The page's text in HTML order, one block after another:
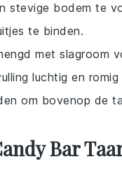
stevige bodem te
te binden.
met slagroom
luchtig en
om bovenop de
Bar